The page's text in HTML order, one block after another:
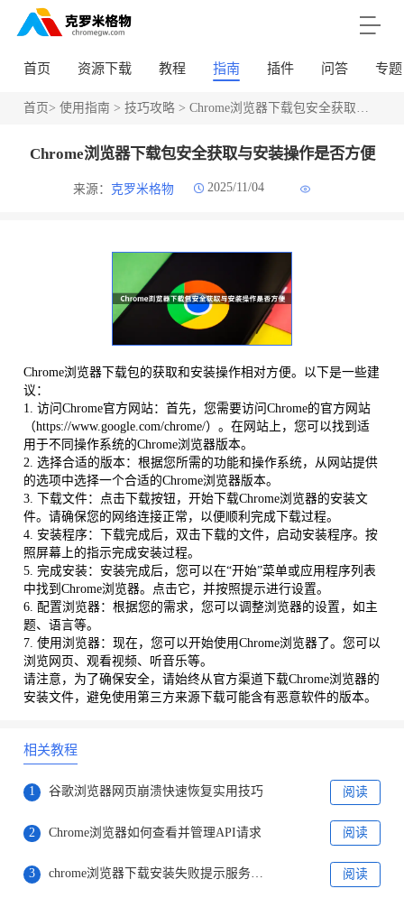
首页 资源下载 教程 指南 插件 问答 专题
首页> 使用指南 > 技巧攻略> Chrome浏览器下载包安全获取与安装操作是否方便
Chrome浏览器下载包安全获取与安装操作是否方便
来源： 克罗米格物 2025/11/04
Chrome浏览器下载包的获取和安装操作相对方便。以下是一些建
议：
1. 访问Chrome官方网站：首先，您需要访问Chrome的官方网站
（https://www.google.com/chrome/）。在网站上，您可以找到适
用于不同操作系统的Chrome浏览器版本。
2. 选择合适的版本：根据您所需的功能和操作系统，从网站提供
的选项中选择一个合适的Chrome浏览器版本。
3. 下载文件：点击下载按钮，开始下载Chrome浏览器的安装文
件。请确保您的网络连接正常，以便顺利完成下载过程。
4. 安装程序：下载完成后，双击下载的文件，启动安装程序。按
照屏幕上的指示完成安装过程。
5. 完成安装：安装完成后，您可以在“开始”菜单或应用程序列表
中找到Chrome浏览器。点击它，并按照提示进行设置。
6. 配置浏览器：根据您的需求，您可以调整浏览器的设置，如主
题、语言等。
7. 使用浏览器：现在，您可以开始使用Chrome浏览器了。您可以
浏览网页、观看视频、听音乐等。
请注意，为了确保安全，请始终从官方渠道下载Chrome浏览器的
安装文件，避免使用第三方来源下载可能含有恶意软件的版本。
相关教程
1 谷歌浏览器网页崩溃快速恢复实用技巧 阅读
2 Chrome浏览器如何查看并管理API请求 阅读
3 chrome浏览器下载安装失败提示服务异常如何解决 阅读